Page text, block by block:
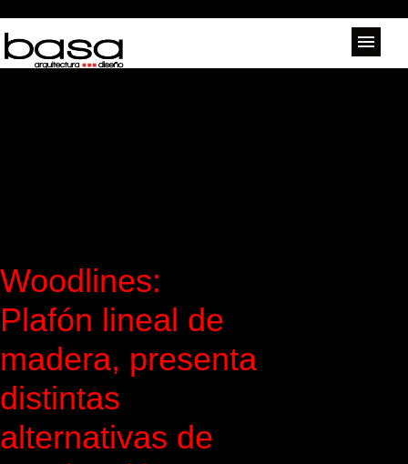
Woodlines:
Plafón lineal de
madera, presenta
distintas
alternativas de